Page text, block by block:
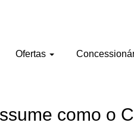
Ofertas
como o